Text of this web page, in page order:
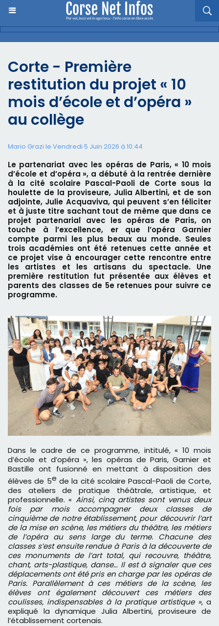
Corte - Première
restitution du projet « 10
mois d’école et d’opéra »
au collège
Mario Grazi le Vendredi 5 Juin 2026 à 10:44
Le partenariat avec les opéras de Paris, « 10 mois
d’école et d’opéra », a débuté à la rentrée dernière
à la cité scolaire Pascal-Paoli de Corte sous la
houlette de la proviseure, Julia Albertini, et de son
adjointe, Julie Acquaviva, qui peuvent s’en féliciter
et à juste titre sachant tout de même que dans ce
projet partenarial avec les opéras de Paris, on
touche à l’excellence, er que l’opéra Garnier
compte parmi les plus beaux au monde. Seules
trois académies ont été retenues cette année et
ce projet vise à encourager cette rencontre entre
les artistes et les artisans du spectacle. Une
première restitution fut présentée aux élèves et
parents des classes de 5e retenues pour suivre ce
programme.
Dans le cadre de ce programme, intitulé, « 10 mois
d’école et d’opéra », les opéras de Paris, Garnier et
Bastille ont fusionné en mettant à disposition des
élèves de 5e de la cité scolaire Pascal-Paoli de Corte,
des ateliers de pratique théâtrale, artistique, et
professionnelle. « Ainsi, cinq artistes sont venus deux
fois par mois accompagner deux classes de
cinquième de notre établissement, pour découvrir l’art
de la mise en scène, les métiers du théâtre, les métiers
de l’opéra au sens large du terme. Chacune des
classes s’est ensuite rendue à Paris à la découverte de
ces monuments de l’art total, qui recouvre, théâtre,
chant, arts-plastique, danse… Il est à signaler que ces
déplacements ont été pris en charge par les opéras de
Paris. Parallèlement à ces métiers de la scène, les
élèves ont également découvert ces métiers des
coulisses, indispensables à la pratique artistique », a
expliqué la dynamique Julia Albertini, proviseure de
l’établissement cortenais.